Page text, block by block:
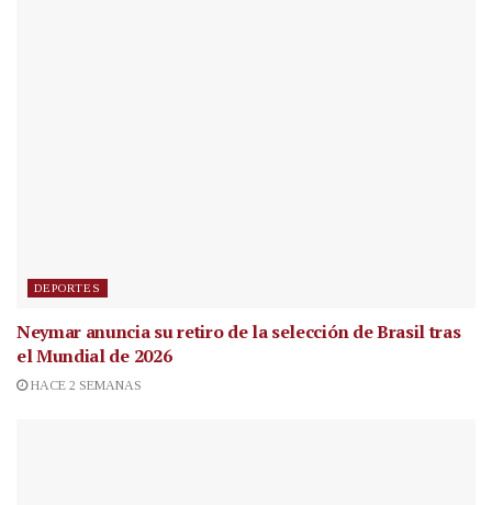
DEPORTES
Neymar anuncia su retiro de la selección de Brasil tras
el Mundial de 2026
HACE 2 SEMANAS